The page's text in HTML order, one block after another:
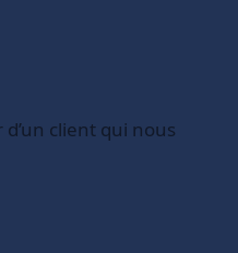
client qui nous